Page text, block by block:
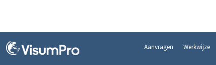
Aanvragen Werkwijze